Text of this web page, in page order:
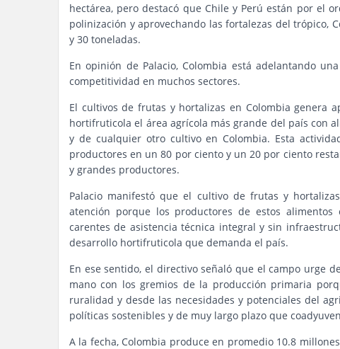
hectárea, pero destacó que Chile y Perú están por el
polinización y aprovechando las fortalezas del trópico,
y 30 toneladas.
En opinión de Palacio, Colombia está adelantando
competitividad en muchos sectores.
El cultivos de frutas y hortalizas en Colombia genera
hortifruticola el área agrícola más grande del país con
y de cualquier otro cultivo en Colombia. Esta
productores en un 80 por ciento y un 20 por ciento
y grandes productores.
Palacio manifestó que el cultivo de frutas y
atención porque los productores de estos
carentes de asistencia técnica integral y sin
desarrollo hortifruticola que demanda el país.
En ese sentido, el directivo señaló que el campo urge
mano con los gremios de la producción primaria
ruralidad y desde las necesidades y potenciales del
políticas sostenibles y de muy largo plazo que
A la fecha, Colombia produce en promedio 10.8